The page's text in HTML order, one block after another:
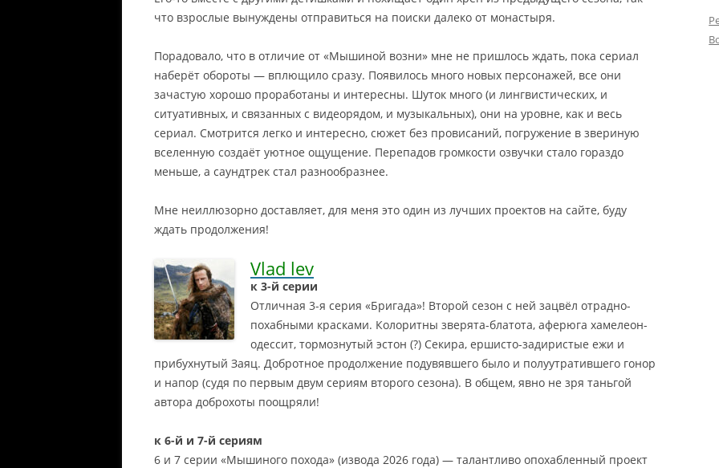
что взрослые вынуждены отправиться на поиски далеко от монастыря.
Порадовало, что в отличие от «Мышиной возни» мне не пришлось ждать, пока сериал
наберёт обороты — вплющило сразу. Появилось много новых персонажей, все они
зачастую хорошо проработаны и интересны. Шуток много (и лингвистических, и
ситуативных, и связанных с видеорядом, и музыкальных), они на уровне, как и весь
сериал. Смотрится легко и интересно, сюжет без провисаний, погружение в звериную
вселенную создаёт уютное ощущение. Перепадов громкости озвучки стало гораздо
меньше, а саундтрек стал разнообразнее.
Мне неиллюзорно доставляет, для меня это один из лучших проектов на сайте, буду
ждать продолжения!
Vlad lev
к 3-й серии
Отличная 3-я серия «Бригада»! Второй сезон с ней зацвёл отрадно-
похабными красками. Колоритны зверята-блатота, аферюга хамелеон-
одессит, тормознутый эстон (?) Секира, ершисто-задиристые ежи и
прибухнутый Заяц. Добротное продолжение подувявшего было и полуутратившего гонор
и напор (судя по первым двум сериям второго сезона). В общем, явно не зря таньгой
автора доброхоты поощряли!
к 6-й и 7-й сериям
6 и 7 серии «Мышиного похода» (извода 2026 года) — талантливо опохабленный проект